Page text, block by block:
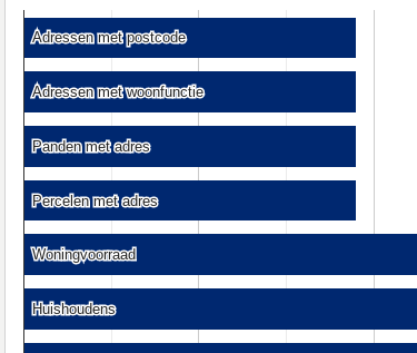
Adressen met postcode
Adressen met postcode
Adressen met woonfunctie
Adressen met woonfunctie
Panden met adres
Panden met adres
Percelen met adres
Percelen met adres
Woningvoorraad
Woningvoorraad
Huishoudens
Huishoudens